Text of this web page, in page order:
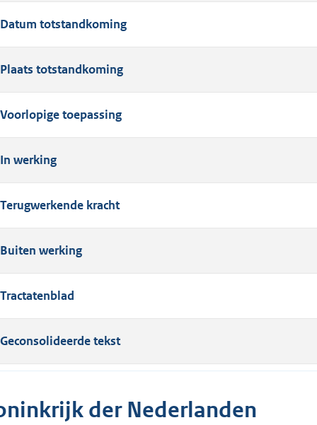
Datum totstandkoming
Plaats totstandkoming
Voorlopige toepassing
In werking
Terugwerkende kracht
Buiten werking
Tractatenblad
Geconsolideerde tekst
der Nederlanden